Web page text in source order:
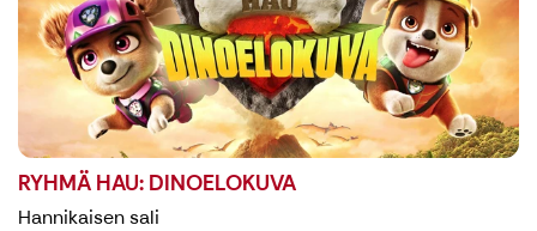
RYHMÄ HAU: DINOELOKUVA
Hannikaisen sali